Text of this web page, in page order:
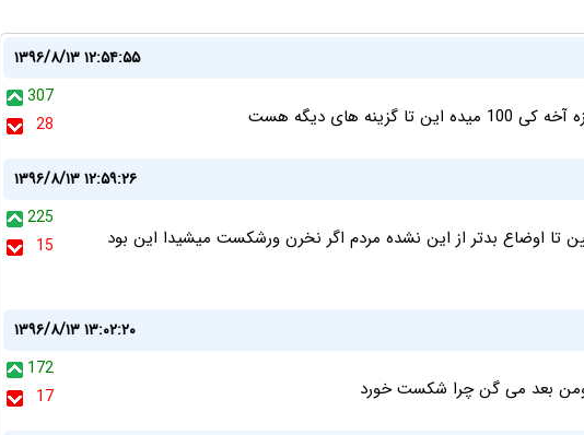
۱۳۹۶/۸/۱۳ ۱۲:۵۴:۵۵
307
28
۱۳۹۶/۸/۱۳ ۱۲:۵۹:۲۶
225
15
تا اوضاع بدتر از این نشده مردم اگر نخرن ورشکست میشیدا این بود
۱۳۹۶/۸/۱۳ ۱۳:۰۲:۲۰
172
17